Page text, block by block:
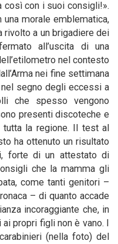
così con i suoi consigli!».
una morale emblematica,
rivolto a un brigadiere dei
all’uscita di una
nel contesto
nei fine settimana
segno degli eccessi a
che spesso vengono
presenti discoteche e
tutta la regione. Il test al
ha ottenuto un risultato
forte di un attestato di
che la mamma gli
come tanti genitori –
– di quanto accade
incoraggiante che, in
propri figli non è vano. I
(nella foto) del